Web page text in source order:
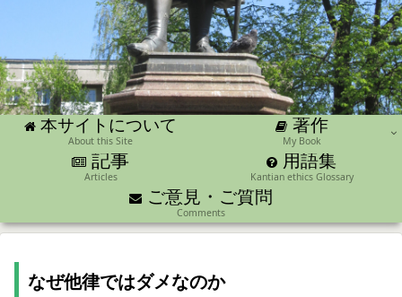
本サイトについて
About this Site
著作
My Book
記事
Articles
用語集
Kantian ethics Glossary
ご意見・ご質問
Comments
なぜ他律ではダメなのか